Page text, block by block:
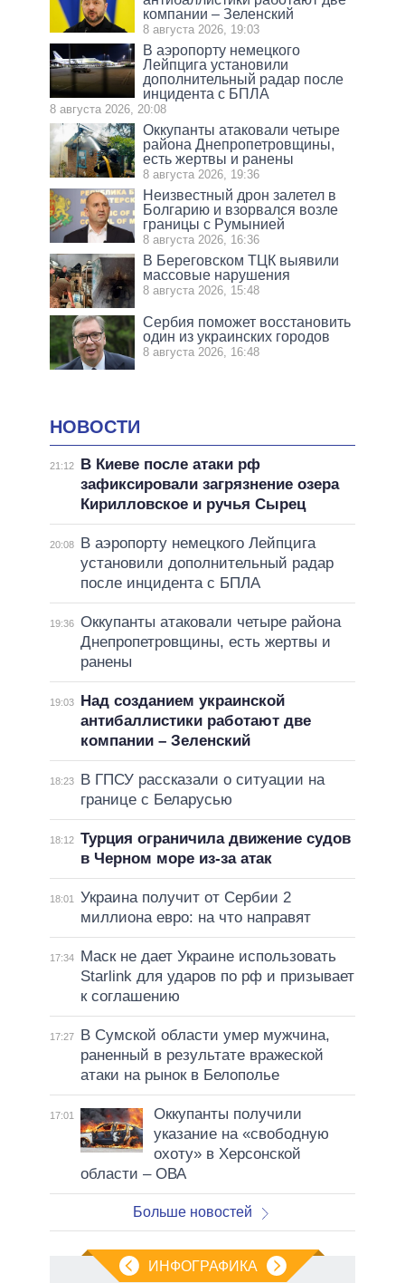
компании – Зеленский
8 августа 2026, 19:03
В аэропорту немецкого
Лейпцига установили
дополнительный радар после
инцидента с БПЛА
8 августа 2026, 20:08
Оккупанты атаковали четыре
района Днепропетровщины,
есть жертвы и ранены
8 августа 2026, 19:36
Неизвестный дрон залетел в
Болгарию и взорвался возле
границы с Румынией
8 августа 2026, 16:36
В Береговском ТЦК выявили
массовые нарушения
8 августа 2026, 15:48
Сербия поможет восстановить
один из украинских городов
8 августа 2026, 16:48
НОВОСТИ
21:12
В Киеве после атаки рф
зафиксировали загрязнение озера
Кирилловское и ручья Сырец
20:08
В аэропорту немецкого Лейпцига
установили дополнительный радар
после инцидента с БПЛА
19:36 Оккупанты атаковали четыре района
Днепропетровщины, есть жертвы и
ранены
19:03
Над созданием украинской
антибаллистики работают две
компании – Зеленский
18:23
В ГПСУ рассказали о ситуации на
границе с Беларусью
18:12 Турция ограничила движение судов
в Черном море из-за атак
18:01
Украина получит от Сербии 2
миллиона евро: на что направят
17:34
Маск не дает Украине использовать
Starlink для ударов по рф и призывает
к соглашению
17:27
В Сумской области умер мужчина,
раненный в результате вражеской
атаки на рынок в Белополье
17:01
Оккупанты получили
указание на «свободную
охоту» в Херсонской
области – ОВА
Больше новостей
ИНФОГРАФИКА